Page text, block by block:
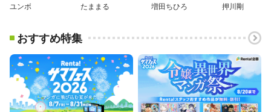
ユンボ たままる 増田ちひろ 押川剛
おすすめ特集